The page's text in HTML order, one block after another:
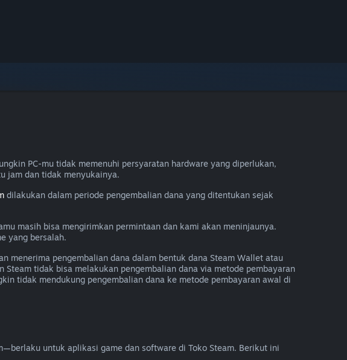
PC-mu tidak memenuhi persyaratan hardware yang diperlukan,
jam dan tidak menyukainya.
dilakukan dalam periode pengembalian dana yang ditentukan sejak
masih bisa mengirimkan permintaan dan kami akan meninjaunya.
yang bersalah.
menerima pengembalian dana dalam bentuk dana Steam Wallet atau
tidak bisa melakukan pengembalian dana via metode pembayaran
tidak mendukung pengembalian dana ke metode pembayaran awal di
untuk aplikasi game dan software di Toko Steam. Berikut ini